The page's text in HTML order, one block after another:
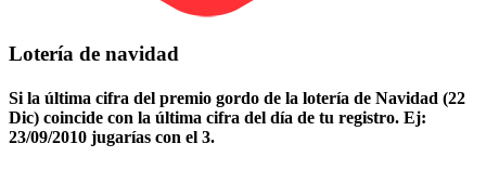
Lotería de navidad
Si la última cifra del premio gordo de la lotería de Navidad (22
Dic) coincide con la última cifra del día de tu registro. Ej:
23/09/2010 jugarías con el 3.